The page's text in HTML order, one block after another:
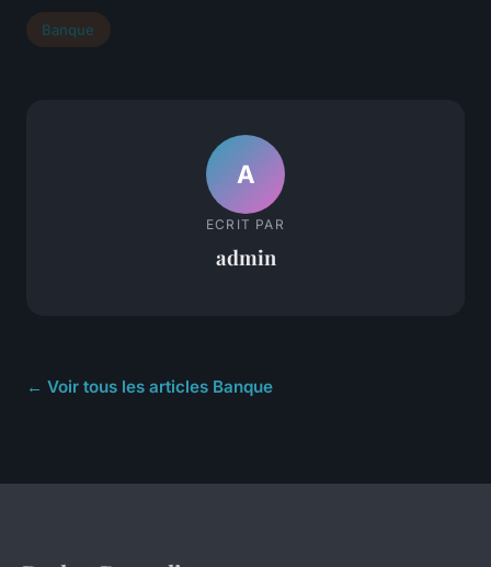
Banque
A
ECRIT PAR
admin
← Voir tous les articles Banque